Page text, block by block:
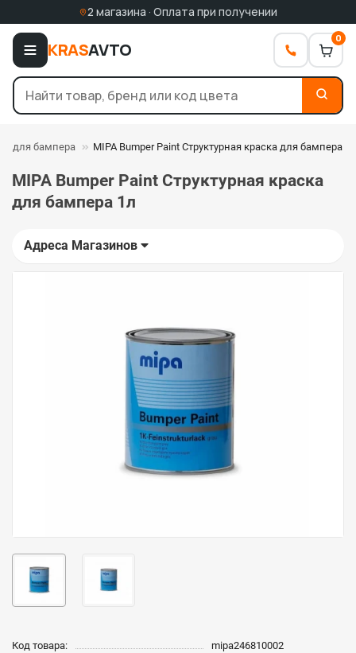
2 магазина · Оплата при получении
KRASAVTO
0
для бампера MIPA Bumper Paint Структурная краска для бампера 1л
MIPA Bumper Paint Структурная краска
для бампера 1л
Адреса Магазинов
Код товара:
mipa246810002